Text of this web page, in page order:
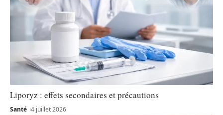
Liporyz : effets secondaires et précautions
Santé 4 juillet 2026